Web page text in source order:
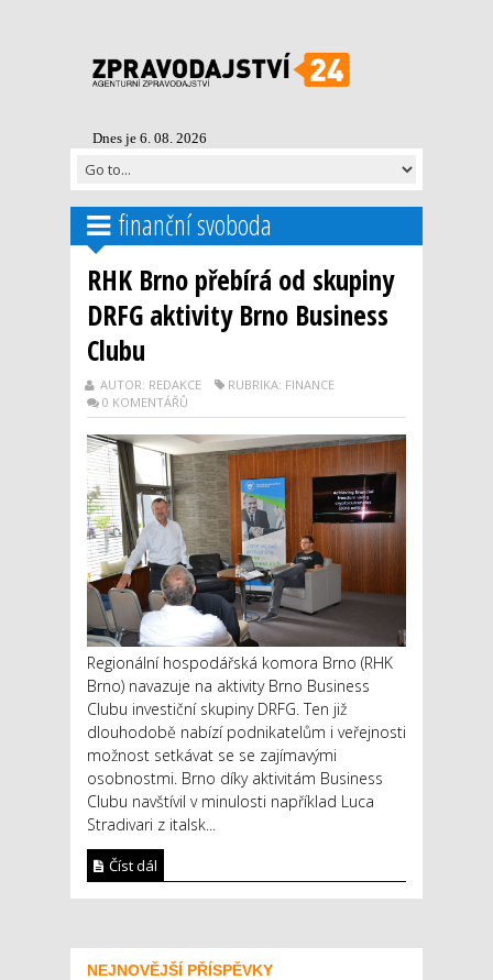
Dnes je 6. 08. 2026
finanční svoboda
RHK Brno přebírá od skupiny
DRFG aktivity Brno Business
Clubu
AUTOR: REDAKCE
RUBRIKA: FINANCE
0 KOMENTÁŘŮ
Regionální hospodářská komora Brno (RHK
Brno) navazuje na aktivity Brno Business
Clubu investiční skupiny DRFG. Ten již
dlouhodobě nabízí podnikatelům i veřejnosti
možnost setkávat se se zajímavými
osobnostmi. Brno díky aktivitám Business
Clubu navštívil v minulosti například Luca
Stradivari z italsk...
Číst dál
NEJNOVĚJŠÍ PŘÍSPĚVKY